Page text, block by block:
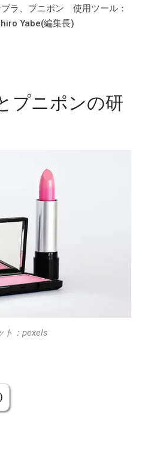
ラ、プニポン 使用ツール：
Yabe(編集長)
プニポンの研
ト：pexels